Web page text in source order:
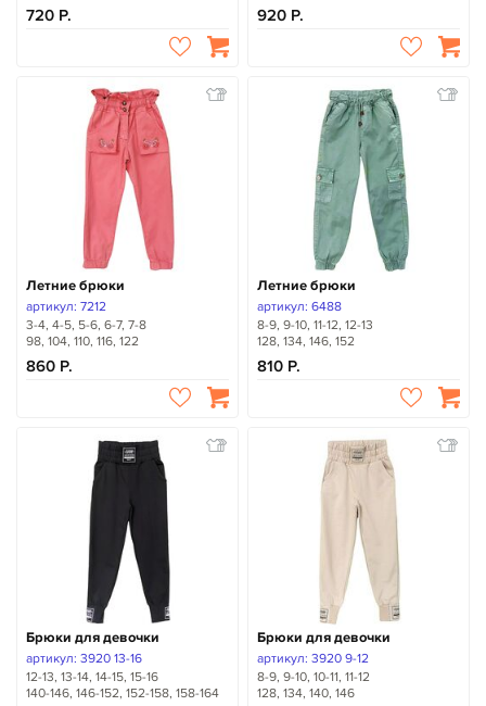
720 920
Летние брюки
артикул: 7212
3-4, 4-5, 5-6, 6-7, 7-8
98, 104, 110, 116, 122
860
Летние брюки
артикул: 6488
8-9, 9-10, 11-12, 12-13
128, 134, 146, 152
810
Брюки для девочки
артикул: 3920 13-16
12-13, 13-14, 14-15, 15-16
140-146, 146-152, 152-158, 158-164
Брюки для девочки
артикул: 3920 9-12
8-9, 9-10, 10-11, 11-12
128, 134, 140, 146